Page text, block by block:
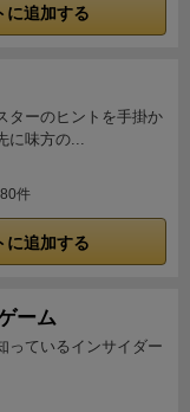
追加する
ターのヒントを手掛か
に味方の...
80件
追加する
ーム
っているインサイダー